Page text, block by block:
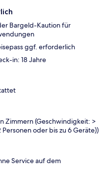
Bargeld-Kaution für
ggf. erforderlich
in: 18 Jahre
Zimmern (Geschwindigkeit: >
oder bis zu 6 Geräte))
Service auf dem